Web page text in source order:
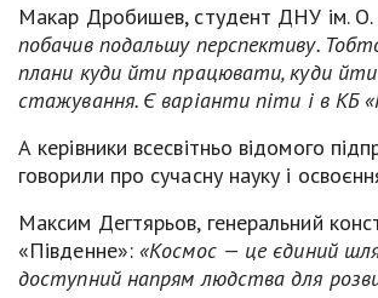
Макар Дробишев, студент ДНУ ім. О.
побачив подальшу перспективу.
плани куди йти працювати, куди
стажування. Є варіанти піти і в КБ
А керівники всесвітньо відомого
говорили про сучасну науку і
Максим Дегтярьов, генеральний
«Південне»:«Космос — це єдиний
доступний напрям людства для